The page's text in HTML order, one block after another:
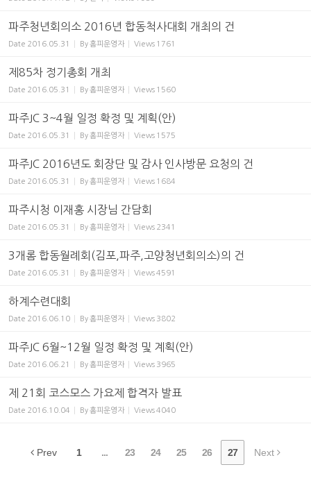
파주청년회의소 2016년 합동척사대회 개최의 건
Date 2016.05.31 By 홈피운영자 Views 1761
제85차 정기총회 개최
Date 2016.05.31 By 홈피운영자 Views 1560
파주JC 3~4월 일정 확정 및 계획(안)
Date 2016.05.31 By 홈피운영자 Views 1575
파주JC 2016년도 회장단 및 감사 인사방문 요청의 건
Date 2016.05.31 By 홈피운영자 Views 1684
파주시청 이재홍 시장님 간담회
Date 2016.05.31 By 홈피운영자 Views 2341
3개롬 합동월례회(김포,파주,고양청년회의소)의 건
Date 2016.05.31 By 홈피운영자 Views4591
하계수련대회
Date 2016.06.10 By 홈피운영자 Views 3802
파주JC 6월~12월 일정 확정 및 계획(안)
Date 2016.06.21 By 홈피운영자 Views 3965
제 21회 코스모스 가요제 합격자 발표
Date 2016.10.04 By 홈피운영자 Views4040
Prev 1 ... 23 24 25 26 27 Next